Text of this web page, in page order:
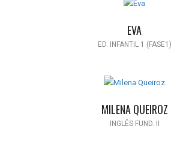
EVA
ED. INFANTIL 1 (FASE1)
MILENA QUEIROZ
INGLÊS FUND. II